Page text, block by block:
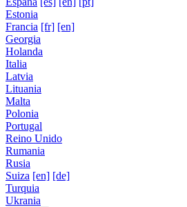
Estonia
Francia [fr] [en]
Georgia
Holanda
Italia
Latvia
Lituania
Malta
Polonia
Portugal
Reino Unido
Rumania
Rusia
Suiza [en] [de]
Turquia
Ukrania